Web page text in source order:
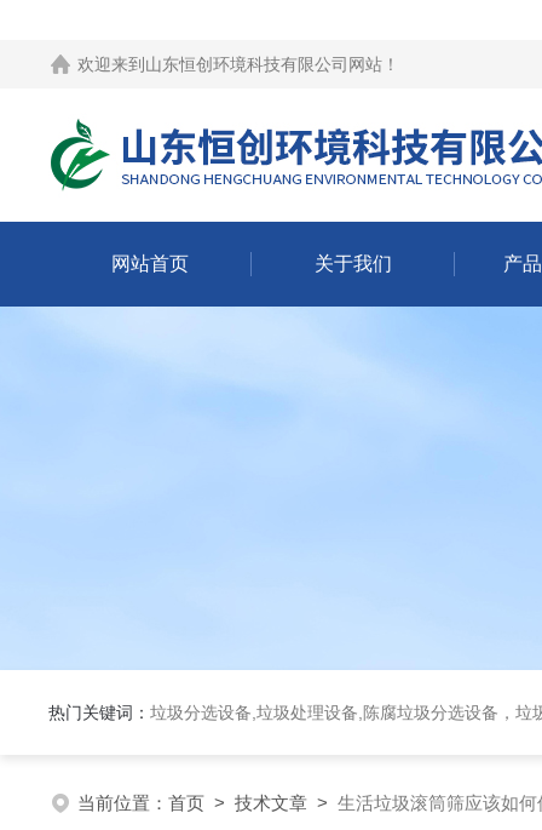
欢迎来到 山东恒创环境科技有限公司网站 ！
网站首页 关于我们 产
热门关键词： 垃圾分选设备,垃圾处理设备,陈腐垃圾分选设备，垃
当前位置： 首页 > 技术文章 > 生活垃圾滚筒筛应该如何